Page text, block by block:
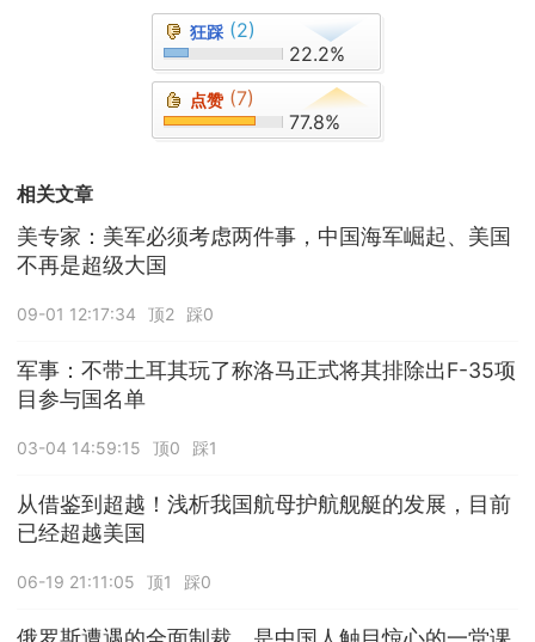
狂踩 (2)
22.2%
点赞 (7)
77.8%
相关文章
美专家：美军必须考虑两件事，中国海军崛起、美国
不再是超级大国
09-01 12:17:34 顶2 踩0
军事：不带土耳其玩了称洛马正式将其排除出F-35项
目参与国名单
03-04 14:59:15 顶0 踩1
从借鉴到超越！浅析我国航母护航舰艇的发展，目前
已经超越美国
06-19 21:11:05 顶1 踩0